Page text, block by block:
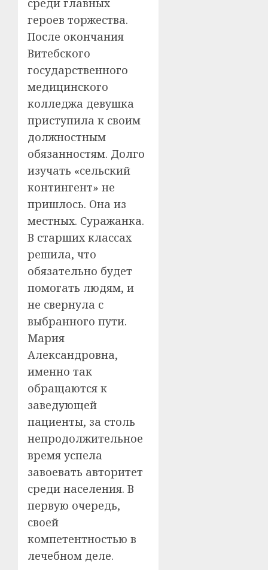
героев торжества.
После окончания
Витебского
государственного
медицинского
колледжа девушка
приступила к своим
должностным
обязанностям. Долго
изучать «сельский
контингент» не
пришлось. Она из
местных. Суражанка.
В старших классах
решила, что
обязательно будет
помогать людям, и
не свернула с
выбранного пути.
Мария
Александровна,
именно так
обращаются к
заведующей
пациенты, за столь
непродолжительное
время успела
завоевать авторитет
среди населения. В
первую очередь,
своей
компетентностью в
лечебном деле.